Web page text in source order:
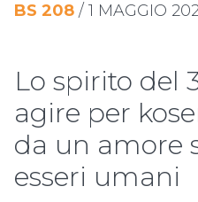
BS 208 / 1 MAGGIO
Lo spirito del
agire per
da un amore
esseri umani